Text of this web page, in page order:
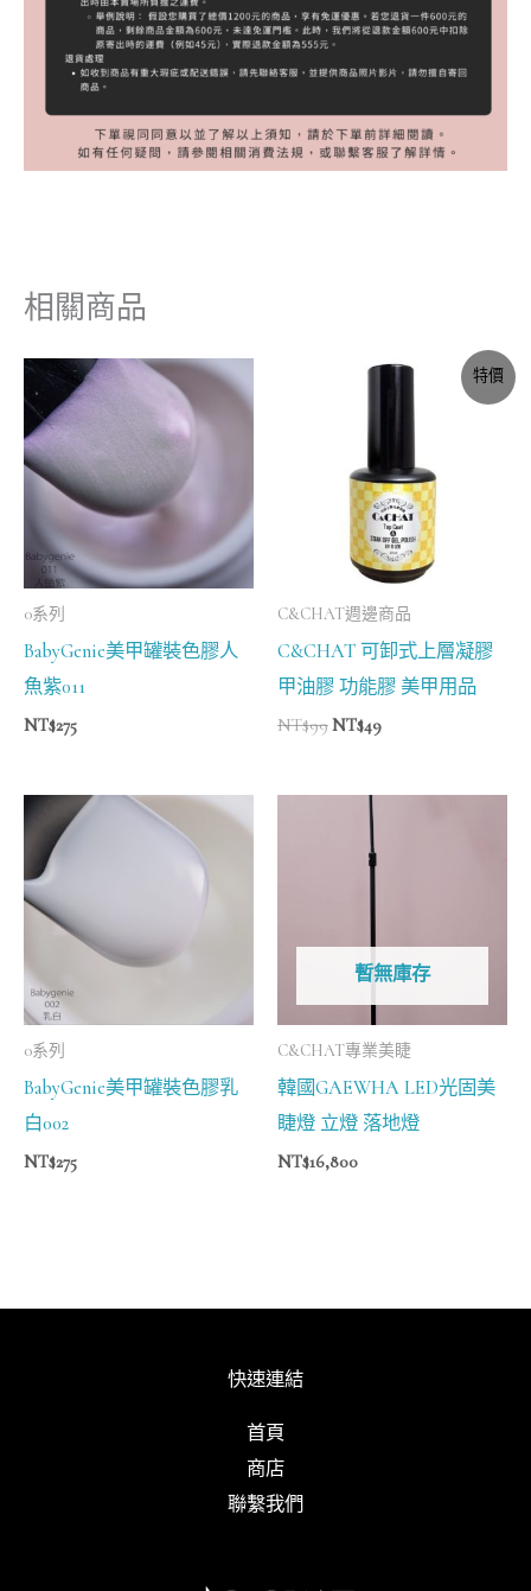
相關商品
0系列
BabyGenie美甲罐裝色膠人
魚紫011
NT$275
特價
C&CHAT週邊商品
C&CHAT 可卸式上層凝膠
甲油膠 功能膠 美甲用品
NT$99
NT$99。
NT$49
目
前
0系列
BabyGenie美甲罐裝色膠乳
白002
NT$275
暫無庫存
C&CHAT專業美睫
韓國GAEWHA LED光固美
睫燈 立燈 落地燈
NT$16,800
快速連結
首頁
商店
聯繫我們